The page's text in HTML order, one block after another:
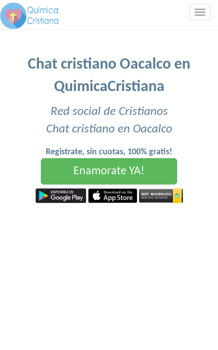
Chat cristiano Oacalco en
QuimicaCristiana
Red social de Cristianos
Chat cristiano en Oacalco
Registrate, sin cuotas, 100% gratis!
Enamorate YA!